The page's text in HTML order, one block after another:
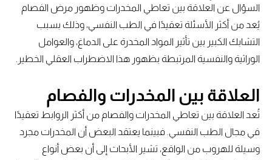
السؤال عن العلاقة بين تعاطي المخدرات وظهور مرض الفصام
يُعد من أكثر الأسئلة تعقيدًا في الطب النفسي، وذلك بسبب
التشابك الكبير بين تأثير المواد المخدرة على الدماغ، والعوامل
الوراثية والنفسية المرتبطة بظهور هذا الاضطراب العقلي الخطير.
العلاقة بين المخدرات والفصام
تُعد العلاقة بين تعاطي المخدرات والفصام من أكثر الروابط تعقيدًا
في مجال الطب النفسي. فبينما يعتقد البعض أن المخدرات مجرد
وسيلة للهروب من الواقع، تشير الأبحاث إلى أن بعض أنواع